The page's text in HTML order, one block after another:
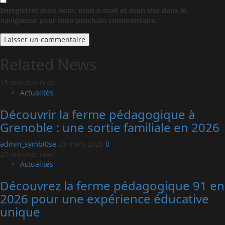
Enregistrer mon nom, mon e-mail et mon site dans le
navigateur pour mon prochain commentaire.
Related News
15 minutes read
Actualités
Découvrir la ferme pédagogique à
Grenoble : une sortie familiale en 2026
admin_symbi0se 20 mars 2026 0
20 minutes read
Actualités
Découvrez la ferme pédagogique 91 en
2026 pour une expérience éducative
unique